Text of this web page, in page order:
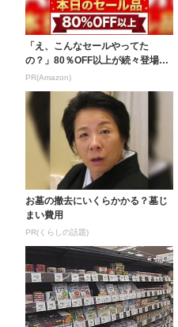
「え、こんなセールやってた
の？」80％OFF以上が続々登場！
Amazonの本気が...
PR(Amazon)
お墓の撤去にいくらかかる？墓じ
まい費用
PR(くらしの話題)